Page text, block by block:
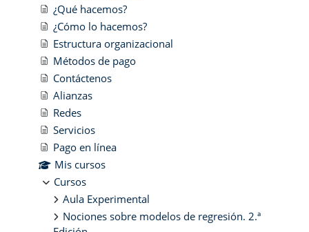
¿Qué hacemos?
¿Cómo lo hacemos?
Estructura organizacional
Métodos de pago
Contáctenos
Alianzas
Redes
Servicios
Pago en línea
Mis cursos
Cursos
Aula Experimental
Nociones sobre modelos de regresión. 2.ª